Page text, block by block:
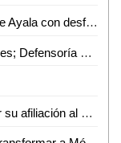
Concluye Zafra 2025 en el Ingenio Plan de Ayala con desfile simbólico
Violencia familiar aumenta en Ciudad Valles; Defensoría Social atiende hasta 400 casos al mes
De traidor y basura califican a Tecmol por su afiliación al Verde